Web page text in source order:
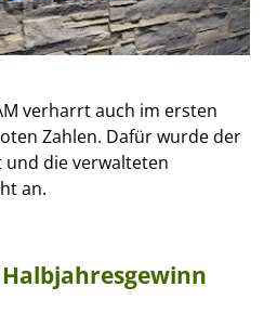
verharrt auch im ersten
Zahlen. Dafür wurde der
die verwalteten
an.